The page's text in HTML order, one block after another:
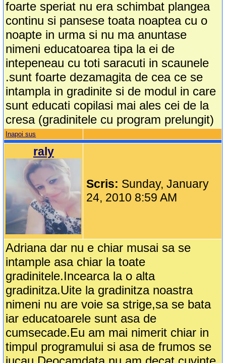
foarte speriat nu era schimbat plangea
continu si pansese toata noaptea cu o
noapte in urma si nu ma anuntase
nimeni educatoarea tipa la ei de
intepeneau cu toti saracuti in scaunele
.sunt foarte dezamagita de cea ce se
intampla in gradinite si de modul in care
sunt educati copilasi mai ales cei de la
cresa (gradinitele cu program prelungit)
Inapoi sus
raly
Scris: Sunday, January
24, 2010 8:59 AM
Adriana dar nu e chiar musai sa se
intample asa chiar la toate
gradinitele.Incearca la o alta
gradinitza.Uite la gradinitza noastra
nimeni nu are voie sa strige,sa se bata
iar educatoarele sunt asa de
cumsecade.Eu am mai nimerit chiar in
timpul programului si asa de frumos se